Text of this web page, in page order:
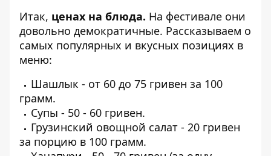
Итак, ценах на блюда. На фестивале они
довольно демократичные. Рассказываем о
самых популярных и вкусных позициях в
меню:
Шашлык - от 60 до 75 гривен за 100
грамм.
Супы - 50 - 60 гривен.
Грузинский овощной салат - 20 гривен
за порцию в 100 грамм.